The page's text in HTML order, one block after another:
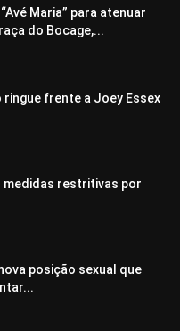
Maria” para atenuar
do Bocage,...
ringue frente a Joey Essex
medidas restritivas por
posição sexual que